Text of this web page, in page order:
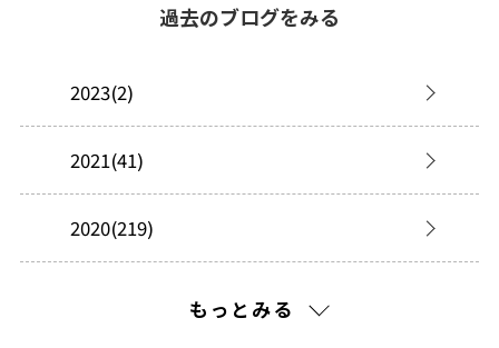
過去のブログをみる
2023(2)
2021(41)
2020(219)
もっとみる